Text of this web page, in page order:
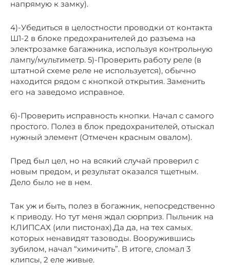
напрямую к замку).
4)-Убедиться в целостности проводки от контакта
Ш1-2 в блоке предохранителей до разъема на
электрозамке багажника, используя контрольную
лампу/мультиметр. 5)-Проверить работу реле (в
штатной схеме реле не используется), обычно
находится рядом с кнопкой открытия. Заменить
его на заведомо исправное.
6)-Проверить исправность кнопки. Начал с самого
простого. Полез в блок предохранителей, отыскал
нужный элемент (Отмечен красным овалом).
Пред был цел, но на всякий случай проверил с
новым предом, и результат оказался тщетным.
Дело было не в нем.
Так уж и быть, полез в богажник, непосредственно
к приводу. Но тут меня ждал сюрприз. Пыльник на
КЛИПСАХ (или пистонах).Да да, на тех самых.
которых ненавидят тазоводы. Вооружившись
зубилом, начал “химичить”. В итоге, сломал 3
клипсы, 2 еле живые.